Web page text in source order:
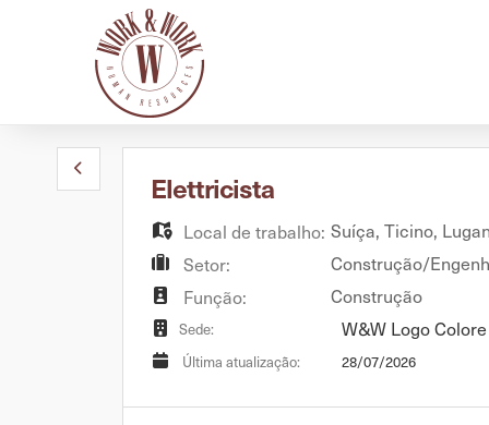
Elettricista
Local de trabalho: Suíça, Ticino,
Setor:
Construção/
Função:
Construção
Sede: W&W Logo Colore
Última atualização: 28/07/2026